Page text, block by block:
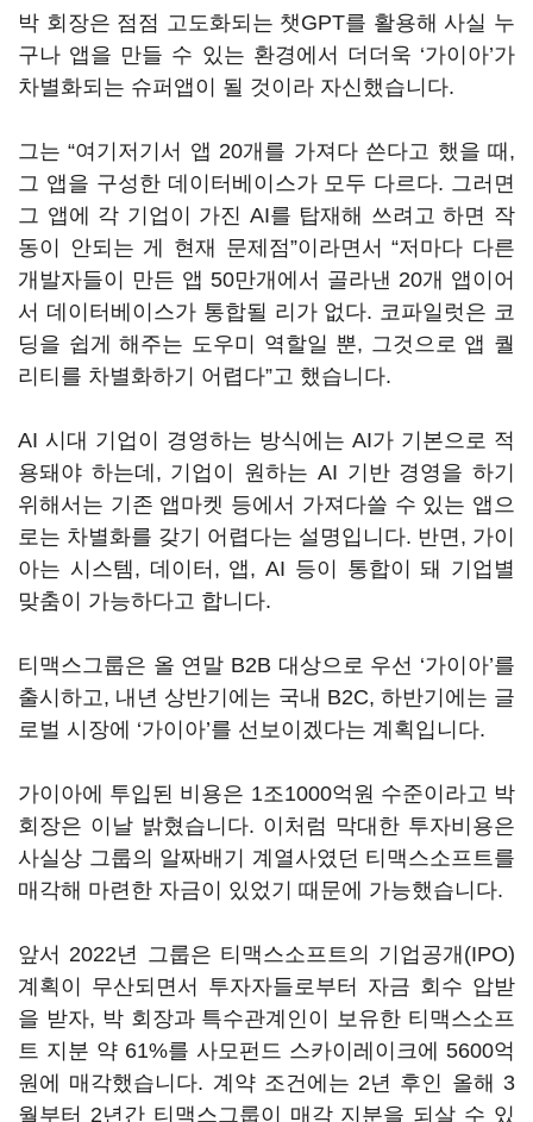
박 회장은 점점 고도화되는 챗GPT를 활용해 사실 누
구나 앱을 만들 수 있는 환경에서 더더욱 ‘가이아’가
차별화되는 슈퍼앱이 될 것이라 자신했습니다.
그는 “여기저기서 앱 20개를 가져다 쓴다고 했을 때,
그 앱을 구성한 데이터베이스가 모두 다르다. 그러면
그 앱에 각 기업이 가진 AI를 탑재해 쓰려고 하면 작
동이 안되는 게 현재 문제점”이라면서 “저마다 다른
개발자들이 만든 앱 50만개에서 골라낸 20개 앱이어
서 데이터베이스가 통합될 리가 없다. 코파일럿은 코
딩을 쉽게 해주는 도우미 역할일 뿐, 그것으로 앱 퀄
리티를 차별화하기 어렵다”고 했습니다.
AI 시대 기업이 경영하는 방식에는 AI가 기본으로 적
용돼야 하는데, 기업이 원하는 AI 기반 경영을 하기
위해서는 기존 앱마켓 등에서 가져다쓸 수 있는 앱으
로는 차별화를 갖기 어렵다는 설명입니다. 반면, 가이
아는 시스템, 데이터, 앱, AI 등이 통합이 돼 기업별
맞춤이 가능하다고 합니다.
티맥스그룹은 올 연말 B2B 대상으로 우선 ‘가이아’를
출시하고, 내년 상반기에는 국내 B2C, 하반기에는 글
로벌 시장에 ‘가이아’를 선보이겠다는 계획입니다.
가이아에 투입된 비용은 1조1000억원 수준이라고 박
회장은 이날 밝혔습니다. 이처럼 막대한 투자비용은
사실상 그룹의 알짜배기 계열사였던 티맥스소프트를
매각해 마련한 자금이 있었기 때문에 가능했습니다.
앞서 2022년 그룹은 티맥스소프트의 기업공개(IPO)
계획이 무산되면서 투자자들로부터 자금 회수 압받
을 받자, 박 회장과 특수관계인이 보유한 티맥스소프
트 지분 약 61%를 사모펀드 스카이레이크에 5600억
원에 매각했습니다. 계약 조건에는 2년 후인 올해 3
월부터 2년간 티맥스그룹이 매각 지분을 되살 수 있